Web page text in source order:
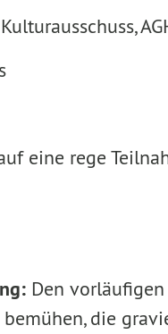
eine rege
Den vorläufigen
die